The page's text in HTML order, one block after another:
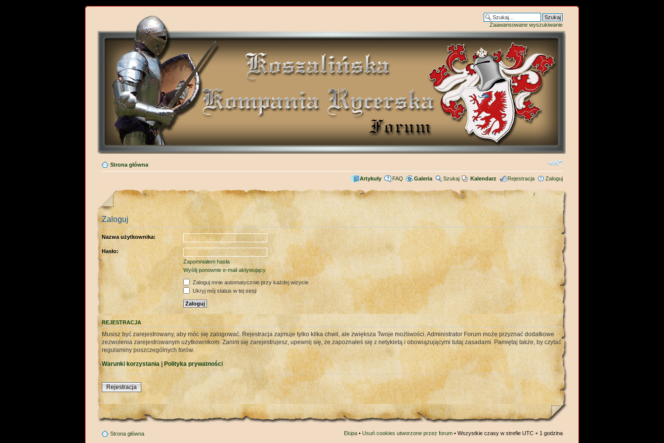
Zaawansowane wyszukiwanie
Strona główna
Artykuły FAQ Galeria Szukaj Kalendarz Rejestracja Zaloguj
Zaloguj
Nazwa użytkownika:
Hasło:
Zapomniałem hasła
Wyślij ponownie e-mail aktywujący
Zaloguj mnie automatycznie przy każdej wizycie
Ukryj mój status w tej sesji
REJESTRACJA
Musisz być zarejestrowany, aby móc się zalogować. Rejestracja zajmuje tylko kilka chwil, ale zwiększa Twoje możliwości. Administrator Forum może przyznać dodatkowe
zezwolenia zarejestrowanym użytkownikom. Zanim się zarejestrujesz, upewnij się, że zapoznałeś się z netykietą i obowiązującymi tutaj zasadami. Pamiętaj także, by czytać
regulaminy poszczególnych forów.
Warunki korzystania|Polityka prywatności
Rejestracja
Strona główna Ekipa• Usuń cookies utworzone przez forum• Wszystkie czasy w strefie UTC + 1 godzina